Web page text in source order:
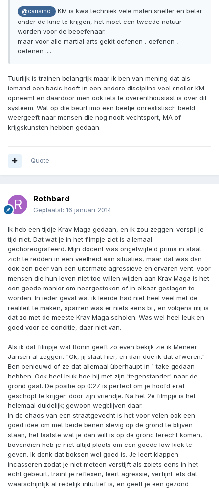
@carismo
KM is kwa techniek vele malen sneller en beter
onder de knie te krijgen, het moet een tweede natuur
worden voor de beoefenaar.
maar voor alle martial arts geldt oefenen , oefenen ,
oefenen ....
Tuurlijk is trainen belangrijk maar ik ben van mening dat als
iemand een basis heeft in een andere discipline veel sneller KM
opneemt en daardoor men ook iets te overenthousiast is over dit
systeem. Wat op die beurt imo een beetje onrealistisch beeld
weergeeft naar mensen die nog nooit vechtsport, MA of
krijgskunsten hebben gedaan.
Quote
Rothbard
Geplaatst: 16 januari 2014
Ik heb een tijdje Krav Maga gedaan, en ik zou zeggen: verspil je
tijd niet. Dat wat je in het filmpje ziet is allemaal
gechoreografeerd. Mijn docent was ongetwijfeld prima in staat
zich te redden in een veelheid aan situaties, maar dat was dan
ook een beer van een uitermate agressieve en ervaren vent. Voor
mensen die hun leven niet toe willen wijden aan Krav Maga is het
een goede manier om neergestoken of in elkaar geslagen te
worden. In ieder geval wat ik leerde had niet heel veel met de
realiteit te maken, sparren was er niets eens bij, en volgens mij is
dat zo met de meeste Krav Maga scholen. Was wel heel leuk en
goed voor de conditie, daar niet van.
Als ik dat filmpje wat Ronin geeft zo even bekijk zie ik Meneer
Jansen al zeggen: "Ok, jij slaat hier, en dan doe ik dat afweren."
Ben benieuwd of ze dat allemaal überhaupt in 1 take gedaan
hebben. Ook heel leuk hoe hij met zijn 'tegenstander' naar de
grond gaat. De positie op 0:27 is perfect om je hoofd eraf
geschopt te krijgen door zijn vriendje. Na het 2e filmpje is het
helemaal duidelijk; gewoon wegblijven daar.
In de chaos van een straatgevecht is het voor velen ook een
goed idee om met beide benen stevig op de grond te blijven
staan, het laatste wat je dan wilt is op de grond terecht komen,
bovendien heb je niet altijd plaats om een goede low kick te
geven. Ik denk dat boksen wel goed is. Je leert klappen
incasseren zodat je niet meteen verstijft als zoiets eens in het
echt gebeurt, traint je reflexen, leert agressie, verfijnt iets dat
waarschijnlijk al redelijk intuïtief is, en geeft je een gezond